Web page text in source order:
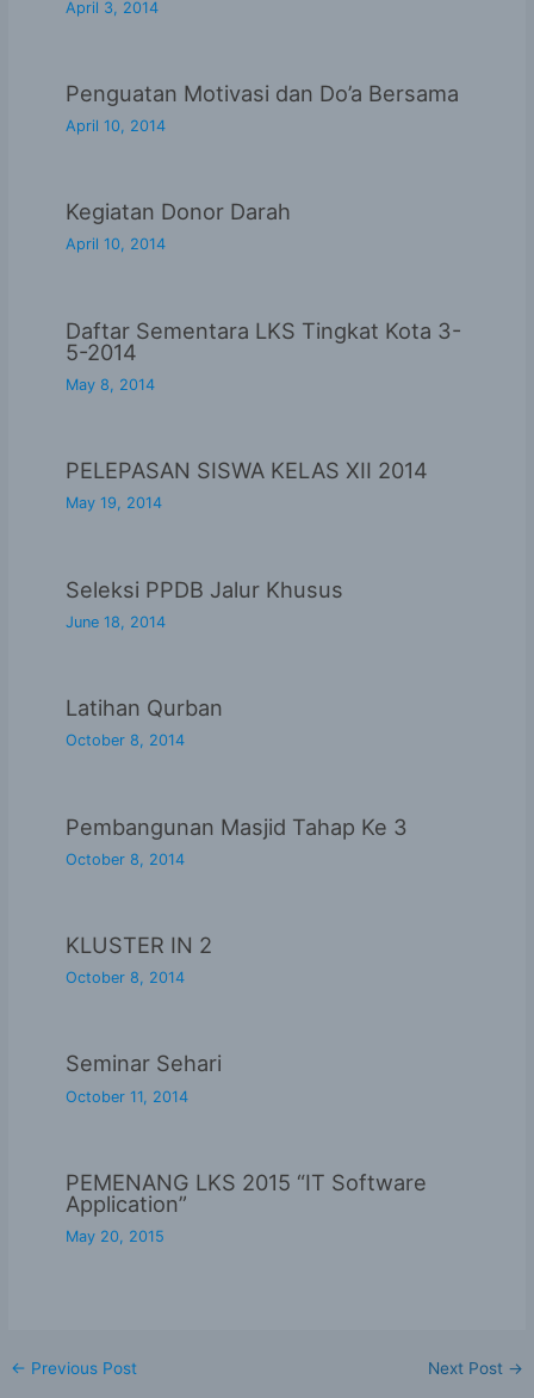
April 3, 2014
Penguatan Motivasi dan Do’a Bersama
April 10, 2014
Kegiatan Donor Darah
April 10, 2014
Daftar Sementara LKS Tingkat Kota 3-
5-2014
May 8, 2014
PELEPASAN SISWA KELAS XII 2014
May 19, 2014
Seleksi PPDB Jalur Khusus
June 18, 2014
Latihan Qurban
October 8, 2014
Pembangunan Masjid Tahap Ke 3
October 8, 2014
KLUSTER IN 2
October 8, 2014
Seminar Sehari
October 11, 2014
PEMENANG LKS 2015 “IT Software
Application”
May 20, 2015
← Previous Post Next Post →